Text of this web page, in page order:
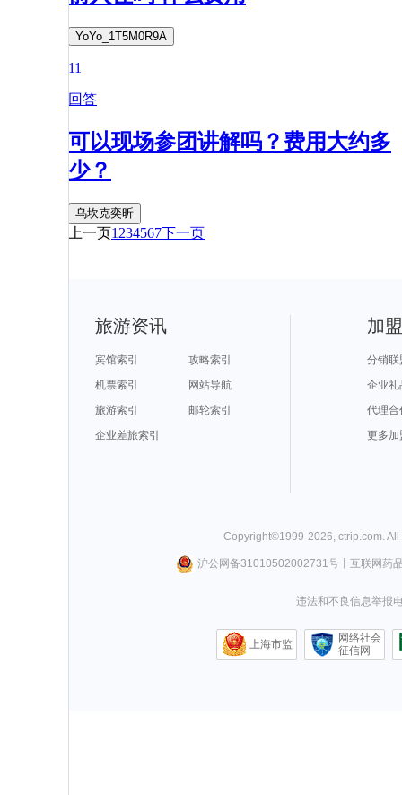
YoYo_1T5M0R9A
11
回答
可以现场参团讲解吗？费用大约多
少？
乌坎克奕昕
上一页1 234567下一页
旅游资讯
宾馆索引
攻略索引
机票索引
网站导航
旅游索引
邮轮索引
企业差旅索引
加
分销联
企业礼
代理合
更多加
Copyright©1999-2026, ctrip.com.
沪公网备31010502002731号丨 互联网药
违法和不良信息举报
上海市监
网络社会
征信网